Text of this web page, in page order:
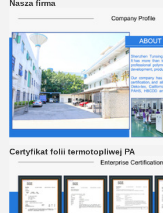
Nasza firma
Certyfikat folii termotopliwej PA